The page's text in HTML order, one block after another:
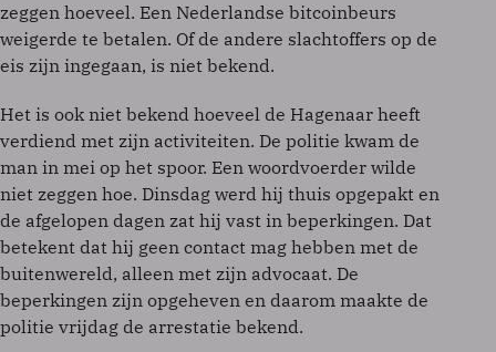
zeggen hoeveel. Een Nederlandse bitcoinbeurs
weigerde te betalen. Of de andere slachtoffers op de
eis zijn ingegaan, is niet bekend.
Het is ook niet bekend hoeveel de Hagenaar heeft
verdiend met zijn activiteiten. De politie kwam de
man in mei op het spoor. Een woordvoerder wilde
niet zeggen hoe. Dinsdag werd hij thuis opgepakt en
de afgelopen dagen zat hij vast in beperkingen. Dat
betekent dat hij geen contact mag hebben met de
buitenwereld, alleen met zijn advocaat. De
beperkingen zijn opgeheven en daarom maakte de
politie vrijdag de arrestatie bekend.